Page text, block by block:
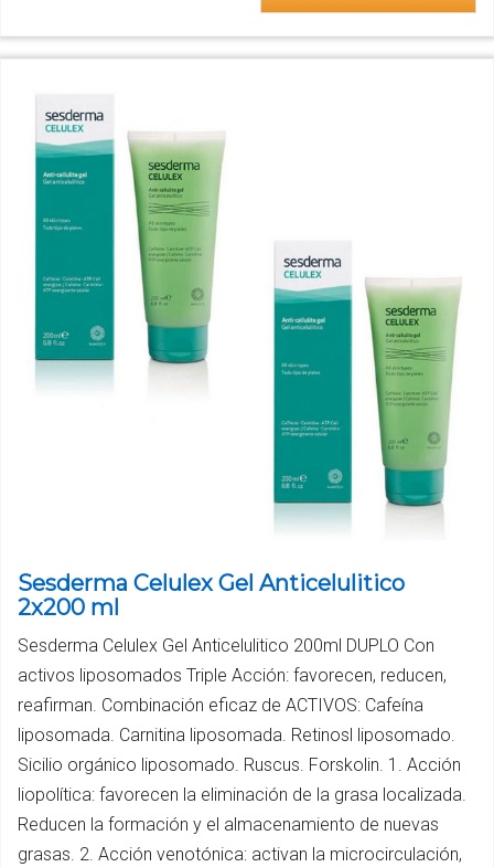
Sesderma Celulex Gel Anticelulitico
2x200 ml
Sesderma Celulex Gel Anticelulitico 200ml DUPLO Con
activos liposomados Triple Acción: favorecen, reducen,
reafirman. Combinación eficaz de ACTIVOS: Cafeína
liposomada. Carnitina liposomada. Retinosl liposomado.
Sicilio orgánico liposomado. Ruscus. Forskolin. 1. Acción
liopolítica: favorecen la eliminación de la grasa localizada.
Reducen la formación y el almacenamiento de nuevas
grasas. 2. Acción venotónica: activan la microcirculación,